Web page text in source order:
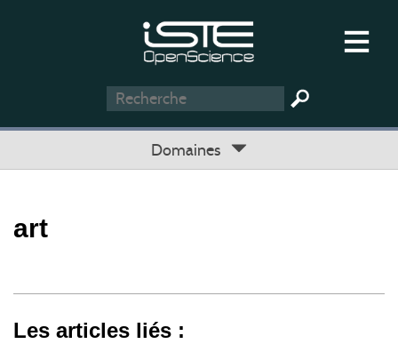
Domaines
art
Les articles liés :